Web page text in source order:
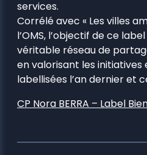
services.
Corrélé avec « Les villes
l’OMS, l’objectif de ce
véritable réseau de
en valorisant les initiatives
labellisées l’an dernier et
CP Nora BERRA – Label